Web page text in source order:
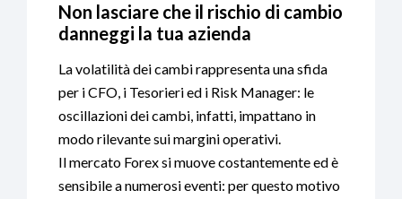
Non lasciare che il rischio di cambio
danneggi la tua azienda
La volatilità dei cambi rappresenta una sfida
per i CFO, i Tesorieri ed i Risk Manager: le
oscillazioni dei cambi, infatti, impattano in
modo rilevante sui margini operativi.
Il mercato Forex si muove costantemente ed è
sensibile a numerosi eventi: per questo motivo